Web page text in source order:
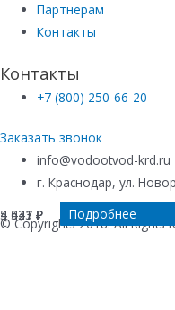
4 547 ₽ В корзину
4 421 ₽ В корзину
5 633 ₽ В корзину
Подробнее
Партнерам
Контакты
Контакты
+7 (800) 250-66-20
Заказать звонок
info@vodootvod-krd.ru
г. Краснодар, ул.
© Copyrights 2018. All Rights